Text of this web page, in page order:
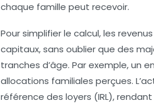
chaque famille peut recevoir.
Pour simplifier le calcul, les
capitaux, sans oublier que des
tranches d’âge. Par exemple, un
allocations familiales perçues.
référence des loyers (IRL),